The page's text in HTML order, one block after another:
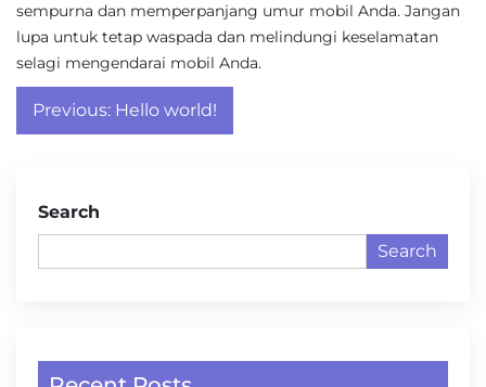
sempurna dan memperpanjang umur mobil Anda. Jangan
lupa untuk tetap waspada dan melindungi keselamatan
selagi mengendarai mobil Anda.
Post
navigation
Previous: Hello world!
Search
Search